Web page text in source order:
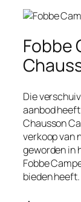
Fobbe
Die
aanbod
Chausson
verkoop van
geworden in
Fobbe
bieden heeft.